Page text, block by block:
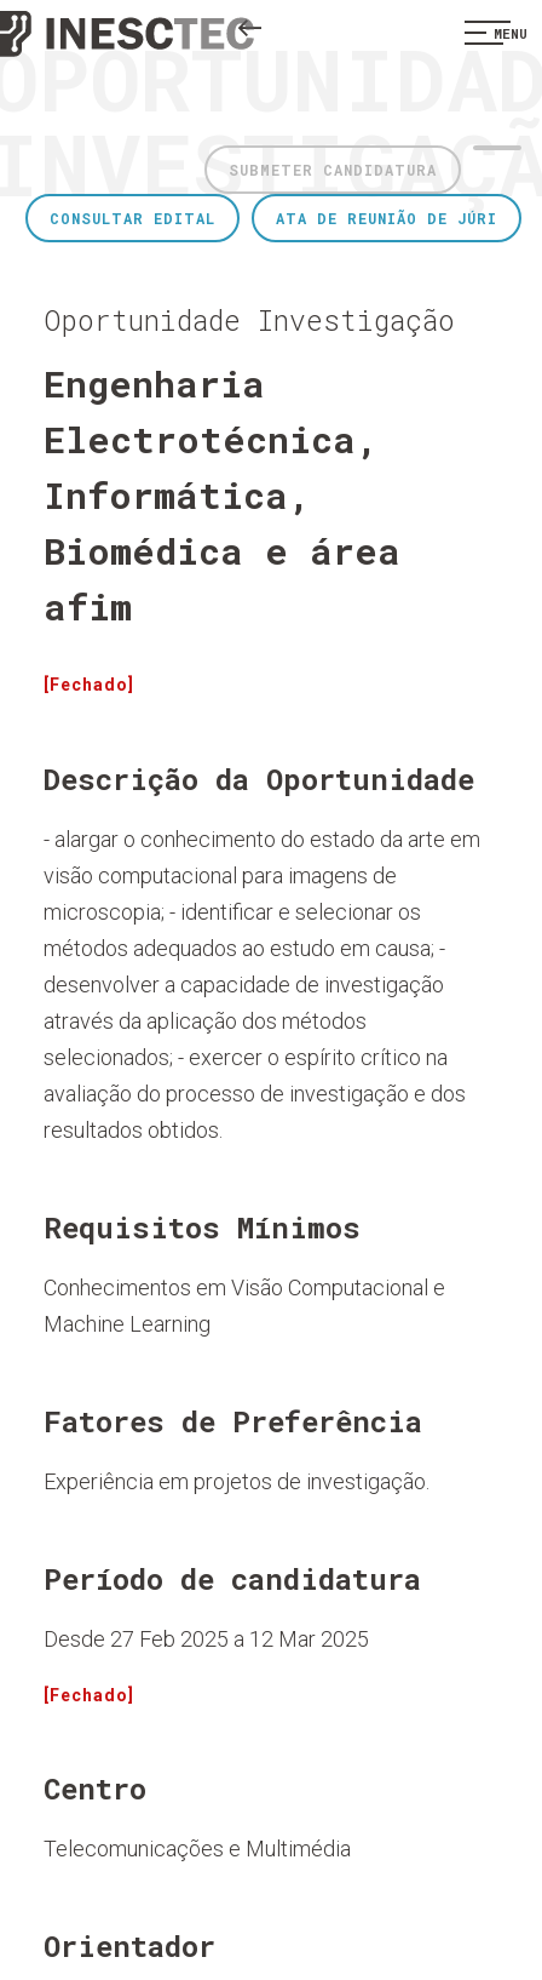
MENU
SUBMETER CANDIDATURA
ATA DE REUNIÃO DE JÚRI
CONSULTAR EDITAL
Oportunidade Investigação
Engenharia
Electrotécnica,
Informática,
Biomédica e área
afim
[Fechado]
Descrição da Oportunidade
- alargar o conhecimento do estado da arte em
visão computacional para imagens de
microscopia; - identificar e selecionar os
métodos adequados ao estudo em causa; -
desenvolver a capacidade de investigação
através da aplicação dos métodos
selecionados; - exercer o espírito crítico na
avaliação do processo de investigação e dos
resultados obtidos.
Requisitos Mínimos
Conhecimentos em Visão Computacional e
Machine Learning
Fatores de Preferência
Experiência em projetos de investigação.
Período de candidatura
Desde 27 Feb 2025 a 12 Mar 2025
[Fechado]
Centro
Telecomunicações e Multimédia
Orientador